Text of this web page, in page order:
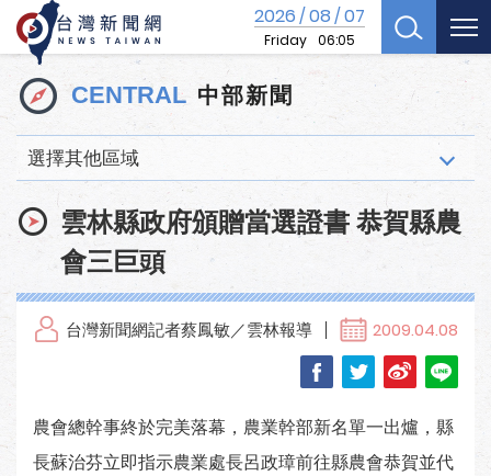
2026/08/07
Friday 06:05
CENTRAL 中部新聞
選擇其他區域
雲林縣政府頒贈當選證書 恭賀縣農
會三巨頭
台灣新聞網記者蔡鳳敏／雲林報導 2009.04.08
農會總幹事終於完美落幕，農業幹部新名單一出爐，縣
長蘇治芬立即指示農業處長呂政璋前往縣農會恭賀並代